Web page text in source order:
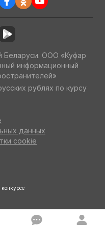
Беларуси. ООО «Куфар
информационный
рублях по курсу
данных
cookie
конкурсе